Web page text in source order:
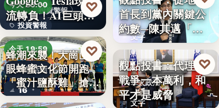
投資警報
今天 20:00
投資警報
文字
流轉負！AI巨頭…
♡
今天 19:59
農業活動
16
蜂潮來襲！大崗山龍
眼蜂蜜文化節開跑
「蜜汁鹽酥雞」搶先
爆…
♡
政治分析
文字
首長到黨內關鍵公
約數─陳其邁「被
組閣」背…
今天 06:50
軍火政治
文字
觀點投書：代理人
戰爭一本萬利，和
平才是威脅
♡